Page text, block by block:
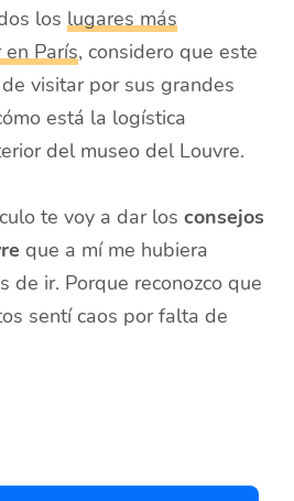
loslugares más
París, considero que este
visitar por sus grandes
está la logística
del museo del Louvre.
te voy a dar losconsejos
que a mí me hubiera
de ir. Porque reconozco que
sentí caos por falta de